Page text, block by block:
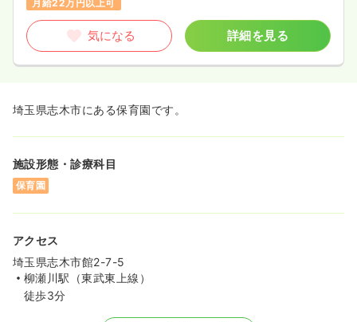
月給22万円以上可
気になる 詳細を見る
埼玉県志木市にある保育園です。
施設形態・診療科目
保育園
アクセス
埼玉県志木市館2-7-5
柳瀬川駅（東武東上線）
徒歩3分